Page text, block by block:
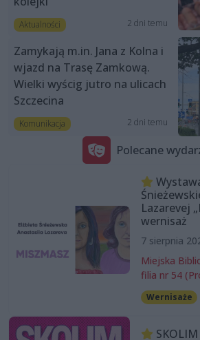
Aktualności 2 dni temu
Zamykają m.in. Jana z Kolna i
wjazd na Trasę Zamkową.
Wielki wyścig jutro na ulicach
Szczecina
Komunikacja 2 dni temu
Polecane
Lazarevej
wernisaż
7 sierpnia
Miejska
filia nr 54
Wernisaże
SKOLIM